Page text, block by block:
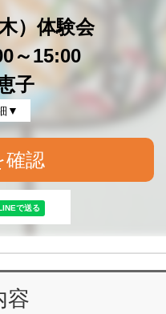
）体験会
～15:00
子
▼
確認
容